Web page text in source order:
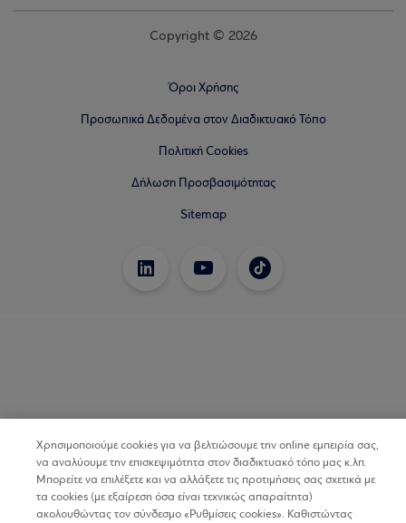
Copyright © 2026
Όροι Χρήσης
Προσωπικά Δεδομένα στον Διαδικτυακό Τόπο
Πολιτική Cookies
Δήλωση Προσβασιμότητας
Sitemap
Χρησιμοποιούμε cookies για να βελτιώσουμε την online εμπειρία σας,
να αναλύουμε την επισκεψιμότητα στον διαδικτυακό τόπο μας κ.λπ.
Μπορείτε να επιλέξετε και να αλλάξετε τις προτιμήσεις σας σχετικά με
τα cookies (με εξαίρεση όσα είναι τεχνικώς απαραίτητα)
ακολουθώντας τον σύνδεσμο «Ρυθμίσεις cookies». Καθιστώντας